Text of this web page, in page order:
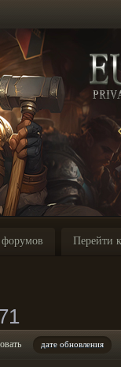
Перейти
дате обновления